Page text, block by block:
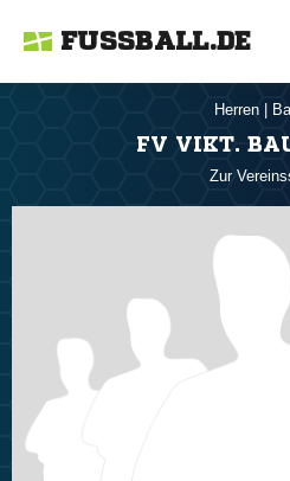
FUSSBALL.DE
Herren
FV VIKT.
Zur